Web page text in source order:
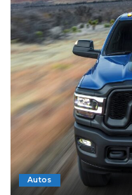
Autos